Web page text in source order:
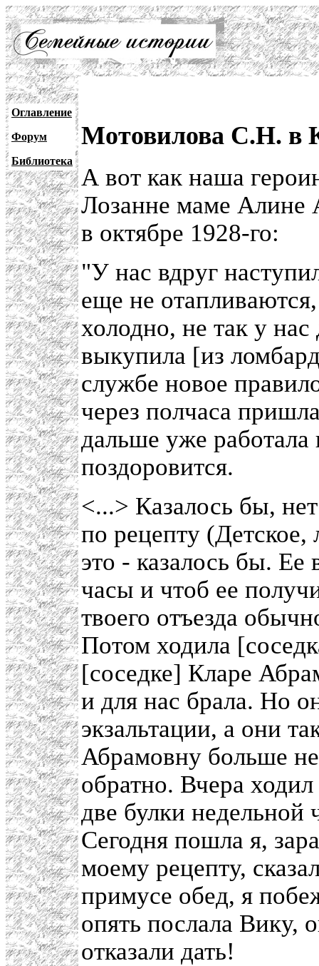
Оглавление
Форум
Библиотека
Мотовилова С.Н. в
А вот как наша
Лозанне маме Алине
в октябре 1928-го:
"У нас вдруг
еще не
холодно, не так у
выкупила [из
службе новое
через полчаса
дальше уже
поздоровится.
<...> Казалось бы,
по рецепту
это - казалось бы.
часы и чтоб ее
твоего отъезда
Потом ходила
[соседке] Кларе
и для нас брала. Но
экзальтации, а они
Абрамовну больше
обратно. Вчера
две булки недельной
Сегодня пошла я,
моему рецепту,
примусе обед, я
опять послала Вику,
отказали дать!